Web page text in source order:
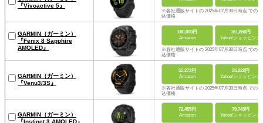
『Vivoactive 5』
※各社通販サイトの 2025年07月30日時点 での税
込価格
GARMIN（ガーミン）
『Fenix 8 Sapphire
AMOLED』
180,000円
Amazon
161,850円
Yahoo!ショッピング
※各社通販サイトの 2025年07月30日時点 での税
込価格
GARMIN（ガーミン）
『Venu3/3S』
55,273円
Amazon
55,222円
Yahoo!ショッピング
※各社通販サイトの 2025年07月30日時点 での税
込価格
GARMIN（ガーミン）
『Instinct 3 AMOLED』
72,455円
Amazon
79,743円
Yahoo!ショッピング